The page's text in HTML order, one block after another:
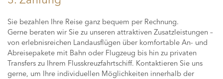
Sie bezahlen Ihre Reise ganz bequem per Rechnung.
Gerne beraten wir Sie zu unseren attraktiven Zusatzleistungen –
von erlebnisreichen Landausflügen über komfortable An- und
Abreisepakete mit Bahn oder Flugzeug bis hin zu privaten
Transfers zu Ihrem Flusskreuzfahrtschiff. Kontaktieren Sie uns
gerne, um Ihre individuellen Möglichkeiten innerhalb der